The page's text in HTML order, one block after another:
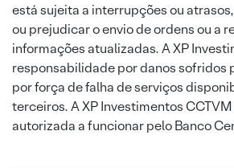
está sujeita a interrupções ou
ou prejudicar o envio de ordens ou a
informações atualizadas. A XP
responsabilidade por danos sofridos
por força de falha de serviços
terceiros. A XP Investimentos
autorizada a funcionar pelo Banco